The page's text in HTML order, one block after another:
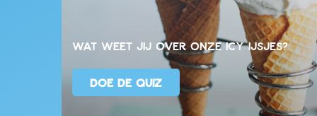
Wat weet jij over onze ICY ijsjes?
DOE DE QUIZ